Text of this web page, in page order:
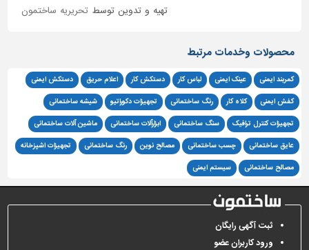
تهیه و تدوین توسط تحریریه ساختمون
محصولات وخدمات مرتبط
کمربند ایمنی عینک ایمنی لباس کار دستکش کار اعلام حریق دستکش ایمنی
کفش ایمنی کلاه کار رنگ ساختمانی تجهیزات دکوراتیو شیشه ساختمانی
تجهیزات کنترل ترافیک سنگ ساختمانی ابزارآلات ساختمانی ماشین آلات ساختمانی
عایق ساختمانی چسب ساختمانی مصالح نوین رنگ ساختمانی تجهیزات اشپزخانه
مصالح ساختمانی سیستم ایمنی
ثبت آگهی رایگان
ورود کاربران عضو